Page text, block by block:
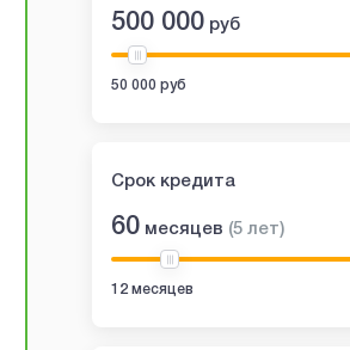
500 000 руб
50 000 руб
Срок кредита
60 месяцев (5 лет)
12 месяцев